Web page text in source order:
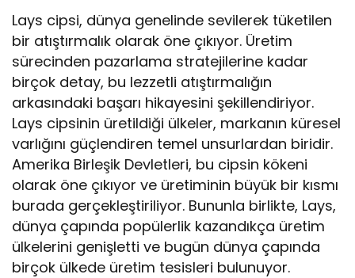
Lays cipsi, dünya genelinde sevilerek tüketilen
bir atıştırmalık olarak öne çıkıyor. Üretim
sürecinden pazarlama stratejilerine kadar
birçok detay, bu lezzetli atıştırmalığın
arkasındaki başarı hikayesini şekillendiriyor.
Lays cipsinin üretildiği ülkeler, markanın küresel
varlığını güçlendiren temel unsurlardan biridir.
Amerika Birleşik Devletleri, bu cipsin kökeni
olarak öne çıkıyor ve üretiminin büyük bir kısmı
burada gerçekleştiriliyor. Bununla birlikte, Lays,
dünya çapında popülerlik kazandıkça üretim
ülkelerini genişletti ve bugün dünya çapında
birçok ülkede üretim tesisleri bulunuyor.